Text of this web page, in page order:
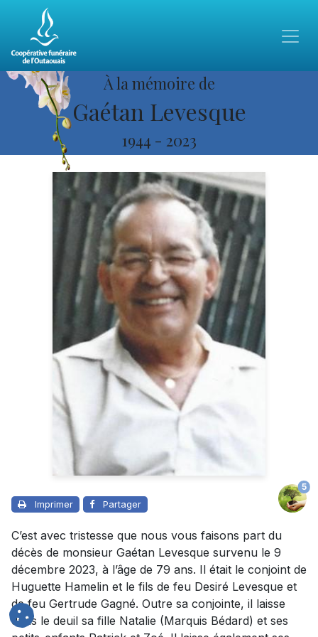
À la mémoire de
Gaétan Levesque
1944 - 2023
Imprimer Partager
5
C’est avec tristesse que nous vous faisons part du
décès de monsieur Gaétan Levesque survenu le 9
décembre 2023, à l’âge de 79 ans. Il était le conjoint de
Huguette Hamelin et le fils de feu Desiré Levesque et
de feu Gertrude Gagné. Outre sa conjointe, il laisse
dans le deuil sa fille Natalie (Marquis Bédard) et ses